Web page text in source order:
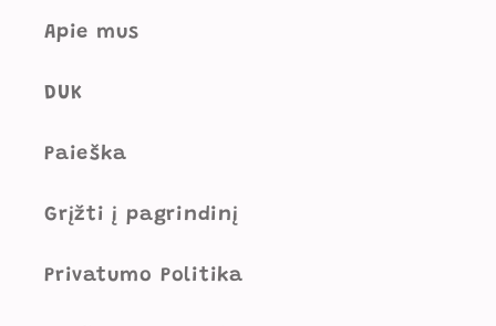
Apie mus
DUK
Paieška
Grįžti į pagrindinį
Privatumo Politika